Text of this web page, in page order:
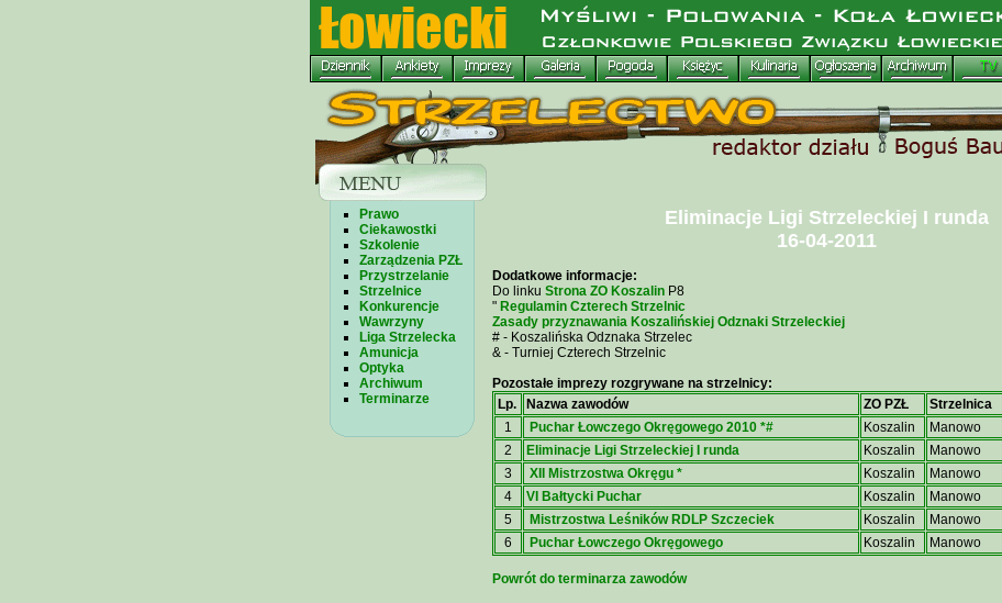
Prawo
Ciekawostki
Szkolenie
Zarządzenia PZŁ
Przystrzelanie
Strzelnice
Konkurencje
Wawrzyny
Liga Strzelecka
Amunicja
Optyka
Archiwum
Terminarze
Eliminacje Ligi Strzeleckiej I runda
16-04-2011
Dodatkowe informacje:
Do linku Strona ZO Koszalin P8
"Regulamin Czterech Strzelnic
Zasady przyznawania Koszalińskiej Odznaki Strzeleckiej
# - Koszalińska Odznaka Strzelec
& - Turniej Czterech Strzelnic
Pozostałe imprezy rozgrywane na strzelnicy:
Lp.
Nazwa zawodów ZO PZŁ Strzelnica
1
Puchar Łowczego Okręgowego 2010 *# Koszalin Manowo
2
Eliminacje Ligi Strzeleckiej I runda Koszalin Manowo
3
XII Mistrzostwa Okręgu * Koszalin Manowo
4
VI Bałtycki Puchar Koszalin Manowo
5
Mistrzostwa Leśników RDLP Szczeciek Koszalin Manowo
6
Puchar Łowczego Okręgowego Koszalin Manowo
Powrót do terminarza zawodów